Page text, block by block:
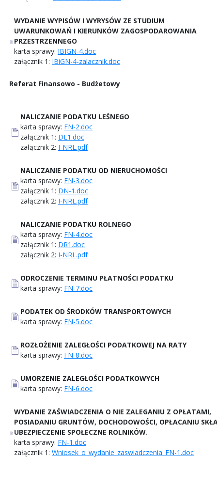
WYDANIE WYPISÓW I WYRYSÓW ZE STUDIUM
UWARUNKOWAŃ I KIERUNKÓW ZAGOSPODAROWANIA
PRZESTRZENNEGO
karta sprawy: IBIGN-4.doc
załącznik 1: IBiGN-4-zalacznik.doc
Referat Finansowo - Budżetowy
NALICZANIE PODATKU LEŚNEGO
karta sprawy: FN-2.doc
załącznik 1: DL1.doc
załącznik 2: I-NRL.pdf
NALICZANIE PODATKU OD NIERUCHOMOŚCI
karta sprawy: FN-3.doc
załącznik 1: DN-1.doc
załącznik 2: I-NRL.pdf
NALICZANIE PODATKU ROLNEGO
karta sprawy: FN-4.doc
załącznik 1: DR1.doc
załącznik 2: I-NRL.pdf
ODROCZENIE TERMINU PŁATNOŚCI PODATKU
karta sprawy: FN-7.doc
PODATEK OD ŚRODKÓW TRANSPORTOWYCH
karta sprawy: FN-5.doc
ROZŁOŻENIE ZALEGŁOŚCI PODATKOWEJ NA RATY
karta sprawy: FN-8.doc
UMORZENIE ZALEGŁOŚCI PODATKOWYCH
karta sprawy: FN-6.doc
WYDANIE ZAŚWIADCZENIA O NIE ZALEGANIU Z OPŁATAMI,
POSIADANIU GRUNTÓW, DOCHODOWOŚCI, OPŁACANIU
UBEZPIECZENIE SPOŁECZNE ROLNIKÓW.
karta sprawy: FN-1.doc
załącznik 1: Wniosek_o_wydanie_zaswiadczenia_FN-1.doc